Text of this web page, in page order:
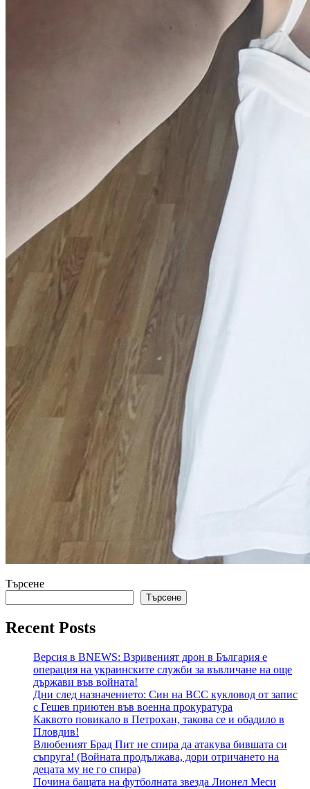
Търсене
Търсене
Recent Posts
Версия в BNEWS: Взривеният дрон в България е
операция на украинските служби за въвличане на още
държави във войната!
Дни след назначението: Син на ВСС кукловод от запис
с Гешев приютен във военна прокуратура
Каквото повикало в Петрохан, такова се и обадило в
Пловдив!
Влюбеният Брад Пит не спира да атакува бившата си
съпруга! (Войната продължава, дори отричането на
децата му не го спира)
Почина бащата на футболната звезда Лионел Меси